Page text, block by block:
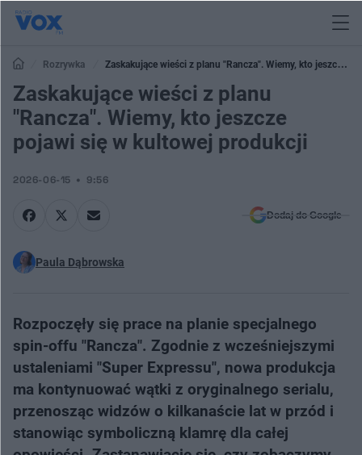
Rozrywka
Zaskakujące wieści z planu "Rancza". Wiemy, kto jeszcze
pojawi się w kultowej produkcji
Zaskakujące wieści z planu
"Rancza". Wiemy, kto jeszcze
pojawi się w kultowej produkcji
2026-06-15 9:56
Dodaj do Google
Paula Dąbrowska
Rozpoczęły się prace na planie specjalnego
spin-offu "Rancza". Zgodnie z wcześniejszymi
ustaleniami "Super Expressu", nowa produkcja
ma kontynuować wątki z oryginalnego serialu,
przenosząc widzów o kilkanaście lat w przód i
stanowiąc symboliczną klamrę dla całej